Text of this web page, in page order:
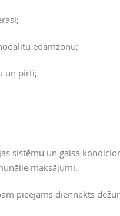
ēdamzonu;
un pirti;
sistēmu un gaisa
maksājumi.
pieejams diennakts